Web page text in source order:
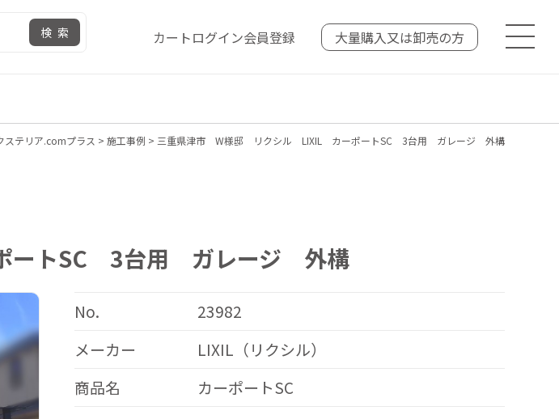
検索 カートログイン会員登録 大量購入又は卸売の方
ステリア.comプラス > 施工事例 > 三重県津市 W様邸 リクシル LIXIL カーポートSC 3台用 ガレージ 外構
トSC 3台用 ガレージ 外構
No.
23982
メーカー
LIXIL（リクシル）
商品名
カーポートSC